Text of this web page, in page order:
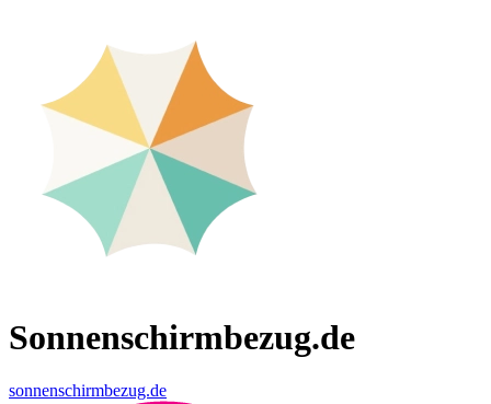
Sonnenschirmbezug.de
sonnenschirmbezug.de